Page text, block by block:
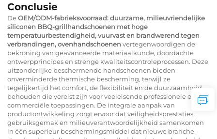
Conclusie
DeOEM/ODM-fabrieksvoorraad: duurzame, milieuvriendelijke
siliconen BBQ-grillhandschoenen met hoge
temperatuurbestendigheid, vuurvast en brandwerend tegen
verbrandingen, ovenhandschoenen vertegenwoordigen de
bekroning van geavanceerde materiaalkunde, doordachte
ontwerpprincipes en strenge kwaliteitscontroleprocessen. Deze
uitzonderlijke beschermende handschoenen bieden
onverminderde thermische bescherming, terwijl ze
tegelijkertijd het comfort, de flexibiliteit en de duurzaamheid
behouden die vereist zijn voor veeleisende professionele en
commerciële toepassingen. De integrale aanpak van
productontwikkeling zorgt ervoor dat veiligheidsprestaties,
gebruiksgemak en milieuverantwoordelijkheid samenkomen
in één superieur beschermingsmiddel dat nieuwe branche-